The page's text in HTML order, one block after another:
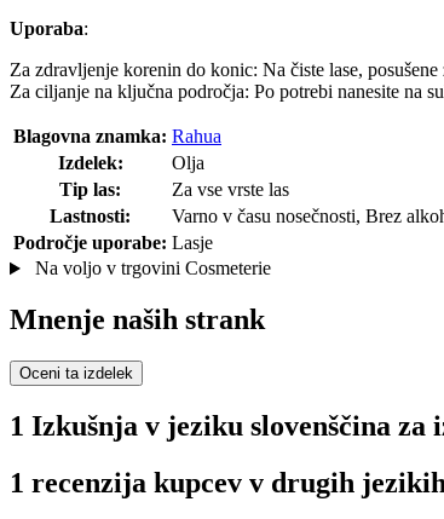
Uporaba:
Za zdravljenje korenin do konic: Na čiste lase,
Za ciljanje na ključna področja: Po potrebi nanesite na
Blagovna znamka: Rahua
Izdelek:
Olja
Tip las:
Za vse vrste las
Lastnosti:
Varno v času nosečnosti, Brez
Področje uporabe: Lasje
Na voljo v trgovini Cosmeterie
Mnenje naših strank
Oceni ta izdelek
1 Izkušnja v jeziku slovenščina
1 recenzija kupcev v drugih jezikih